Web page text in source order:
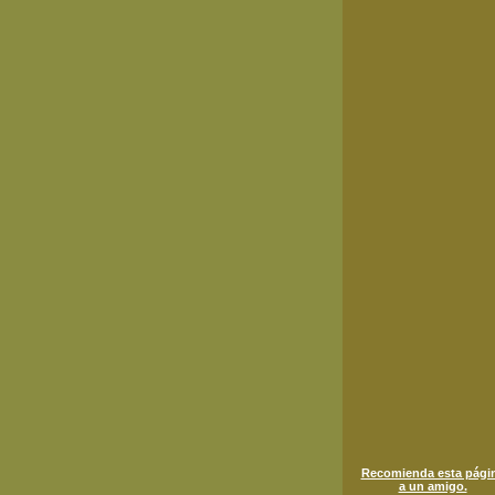
Recomienda esta
a un amigo.